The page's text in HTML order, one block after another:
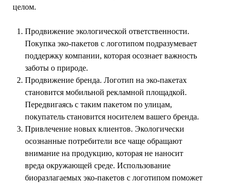
целом.
Продвижение экологической ответственности.
Покупка эко-пакетов с логотипом подразумевает
поддержку компании, которая осознает важность
заботы о природе.
Продвижение бренда. Логотип на эко-пакетах
становится мобильной рекламной площадкой.
Передвигаясь с таким пакетом по улицам,
покупатель становится носителем вашего бренда.
Привлечение новых клиентов. Экологически
осознанные потребители все чаще обращают
внимание на продукцию, которая не наносит
вреда окружающей среде. Использование
биоразлагаемых эко-пакетов с логотипом поможет